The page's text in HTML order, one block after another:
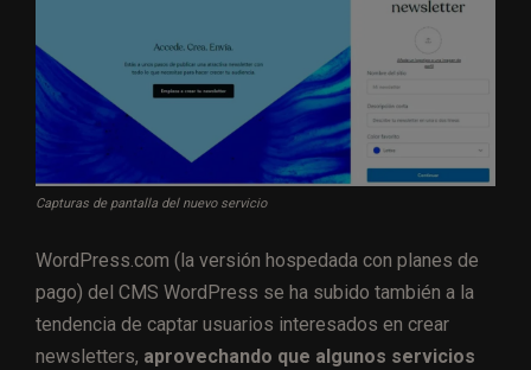
Capturas de pantalla del nuevo servicio
WordPress.com (la versión hospedada con planes de
pago) del CMS WordPress se ha subido también a la
tendencia de captar usuarios interesados en crear
newsletters, aprovechando que algunos servicios